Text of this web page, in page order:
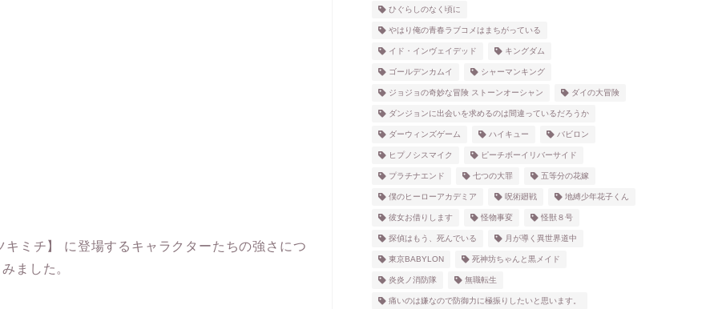
ミチ】 に登場するキャラクターたちの強さにつ
ました。
ひぐらしのなく頃に
やはり俺の青春ラブコメはまちがっている
イド・インヴェイデッド キングダム
ゴールデンカムイ シャーマンキング
ジョジョの奇妙な冒険 ストーンオーシャン ダイの大冒険
ダンジョンに出会いを求めるのは間違っているだろうか
ダーウィンズゲーム ハイキュー バビロン
ヒプノシスマイク ピーチボーイリバーサイド
プラチナエンド 七つの大罪 五等分の花嫁
僕のヒーローアカデミア 呪術廻戦 地縛少年花子くん
彼女お借りします 怪物事変 怪獣８号
探偵はもう、死んでいる 月が導く異世界道中
東京BABYLON 死神坊ちゃんと黒メイド
炎炎ノ消防隊 無職転生
痛いのは嫌なので防御力に極振りしたいと思います。